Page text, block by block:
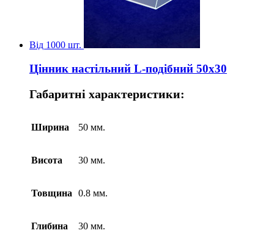
Від 1000 шт.
Цінник настільний L-подібний 50х30
Габаритні характеристики:
Ширина 50 мм.
Висота 30 мм.
Товщина 0.8 мм.
Глибина 30 мм.